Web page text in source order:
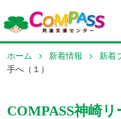
ホーム 新着情報 新着
手へ（１）
COMPASS神崎